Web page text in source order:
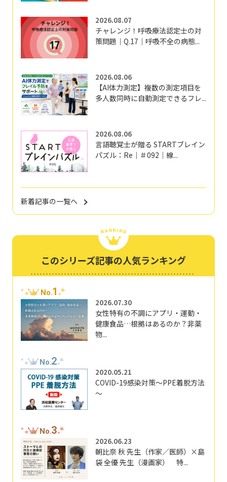
2026.08.07
チャレンジ！呼吸療法認定士の対
策問題｜Q.17｜呼吸不全の病態...
2026.08.06
【AI体力測定】複数の測定項目を
多人数同時に自動測定できるフレ...
2026.08.06
言語聴覚士が贈る STARTブレイン
パズル：Re｜＃092｜線...
新着記事の一覧へ
このシリーズ記事の人気ランキング
No.1
2026.07.30
女性特有の不調にアプリ・運動・
健康食品…根拠はあるのか？非薬
物...
No.2
2020.05.21
COVID-19感染対策～PPE着脱方法
～
No.3
2026.06.23
朝比奈 秋 先生（作家／医師）×島
袋 全優 先生（漫画家） 特...